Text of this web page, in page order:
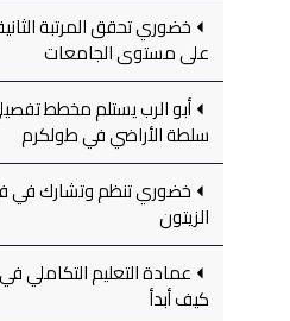
على مستوى الجامعات
أبو الرب يستلم مخطط
سلطة الأراضي في طولكرم
خضوري تنظم وتشارك في
الزيتون
عمادة التعليم
كيف أبدأ